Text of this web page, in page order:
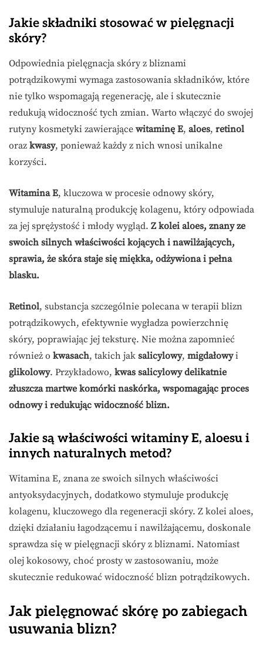
Jakie składniki stosować w pielęgnacji
skóry?
Odpowiednia pielęgnacja skóry z bliznami
potrądzikowymi wymaga zastosowania składników, które
nie tylko wspomagają regenerację, ale i skutecznie
redukują widoczność tych zmian. Warto włączyć do swojej
rutyny kosmetyki zawierające witaminę E, aloes, retinol
oraz kwasy, ponieważ każdy z nich wnosi unikalne
korzyści.
Witamina E, kluczowa w procesie odnowy skóry,
stymuluje naturalną produkcję kolagenu, który odpowiada
za jej sprężystość i młody wygląd. Z kolei aloes, znany ze
swoich silnych właściwości kojących i nawilżających,
sprawia, że skóra staje się miękka, odżywiona i pełna
blasku.
Retinol, substancja szczególnie polecana w terapii blizn
potrądzikowych, efektywnie wygładza powierzchnię
skóry, poprawiając jej teksturę. Nie można zapomnieć
również o kwasach, takich jak salicylowy, migdałowyi
glikolowy. Przykładowo, kwas salicylowy delikatnie
złuszcza martwe komórki naskórka, wspomagając proces
odnowy i redukując widoczność blizn.
Jakie są właściwości witaminy E, aloesu i
innych naturalnych metod?
Witamina E, znana ze swoich silnych właściwości
antyoksydacyjnych, dodatkowo stymuluje produkcję
kolagenu, kluczowego dla regeneracji skóry. Z kolei aloes,
dzięki działaniu łagodzącemu i nawilżającemu, doskonale
sprawdza się w pielęgnacji skóry z bliznami. Natomiast
olej kokosowy, choć prosty w zastosowaniu, może
skutecznie redukować widoczność blizn potrądzikowych.
Jak pielęgnować skórę po zabiegach
usuwania blizn?